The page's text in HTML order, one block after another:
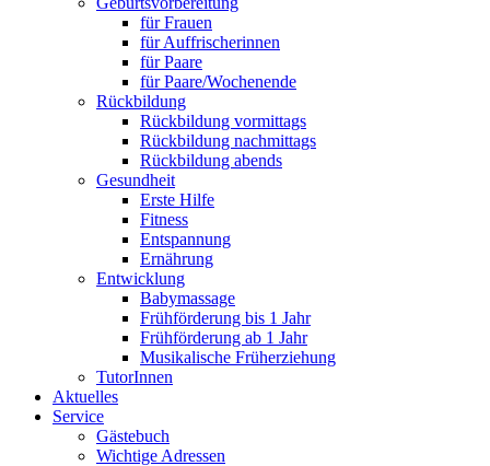
für Frauen
für Auffrischerinnen
für Paare
für Paare/Wochenende
Rückbildung
Rückbildung vormittags
Rückbildung nachmittags
Rückbildung abends
Gesundheit
Erste Hilfe
Fitness
Entspannung
Ernährung
Entwicklung
Babymassage
Frühförderung bis 1 Jahr
Frühförderung ab 1 Jahr
Musikalische Früherziehung
TutorInnen
Aktuelles
Service
Gästebuch
Wichtige Adressen